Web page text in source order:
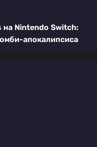
на Nintendo Switch:
апокалипсиса